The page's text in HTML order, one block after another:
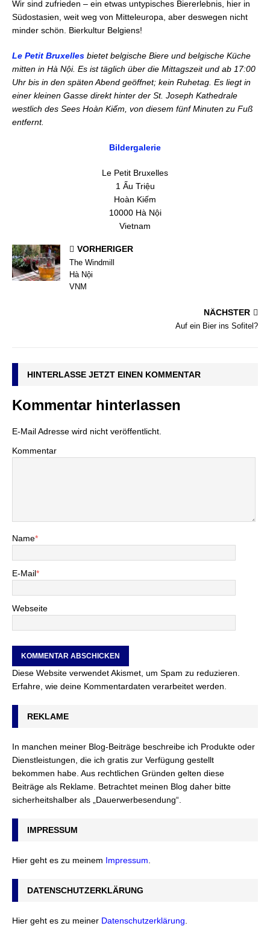
Wir sind zufrieden – ein etwas untypisches Biererlebnis, hier in
Südostasien, weit weg von Mitteleuropa, aber deswegen nicht
minder schön. Bierkultur Belgiens!
Le Petit Bruxelles bietet belgische Biere und belgische Küche
mitten in Hà Nội. Es ist täglich über die Mittagszeit und ab 17:00
Uhr bis in den späten Abend geöffnet; kein Ruhetag. Es liegt in
einer kleinen Gasse direkt hinter der St. Joseph Kathedrale
westlich des Sees Hoàn Kiếm, von diesem fünf Minuten zu Fuß
entfernt.
Bildergalerie
Le Petit Bruxelles
1 Ấu Triệu
Hoàn Kiếm
10000 Hà Nội
Vietnam
VORHERIGER
The Windmill
Hà Nội
VNM
NÄCHSTER
Auf ein Bier ins Sofitel?
HINTERLASSE JETZT EINEN KOMMENTAR
Kommentar hinterlassen
E-Mail Adresse wird nicht veröffentlicht.
Kommentar
Name*
E-Mail*
Webseite
Diese Website verwendet Akismet, um Spam zu reduzieren.
Erfahre, wie deine Kommentardaten verarbeitet werden.
REKLAME
In manchen meiner Blog-Beiträge beschreibe ich Produkte oder
Dienstleistungen, die ich gratis zur Verfügung gestellt
bekommen habe. Aus rechtlichen Gründen gelten diese
Beiträge als Reklame. Betrachtet meinen Blog daher bitte
sicherheitshalber als „Dauerwerbesendung“.
IMPRESSUM
Hier geht es zu meinem Impressum
DATENSCHUTZERKLÄRUNG
Hier geht es zu meiner Datenschutzerklärung